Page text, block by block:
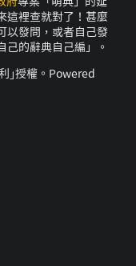
這裡查就對了！甚麼
以發問，或者自己發
己的辭典自己編」。
｣授權。Powered